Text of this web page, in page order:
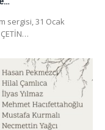
sergisi, 31 Ocak